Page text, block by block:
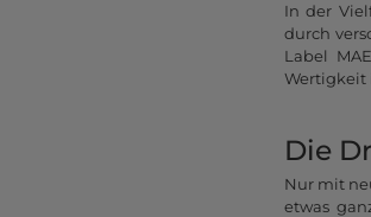
In der
durch
Label
Wertigkeit
Die
Nur mit
etwas